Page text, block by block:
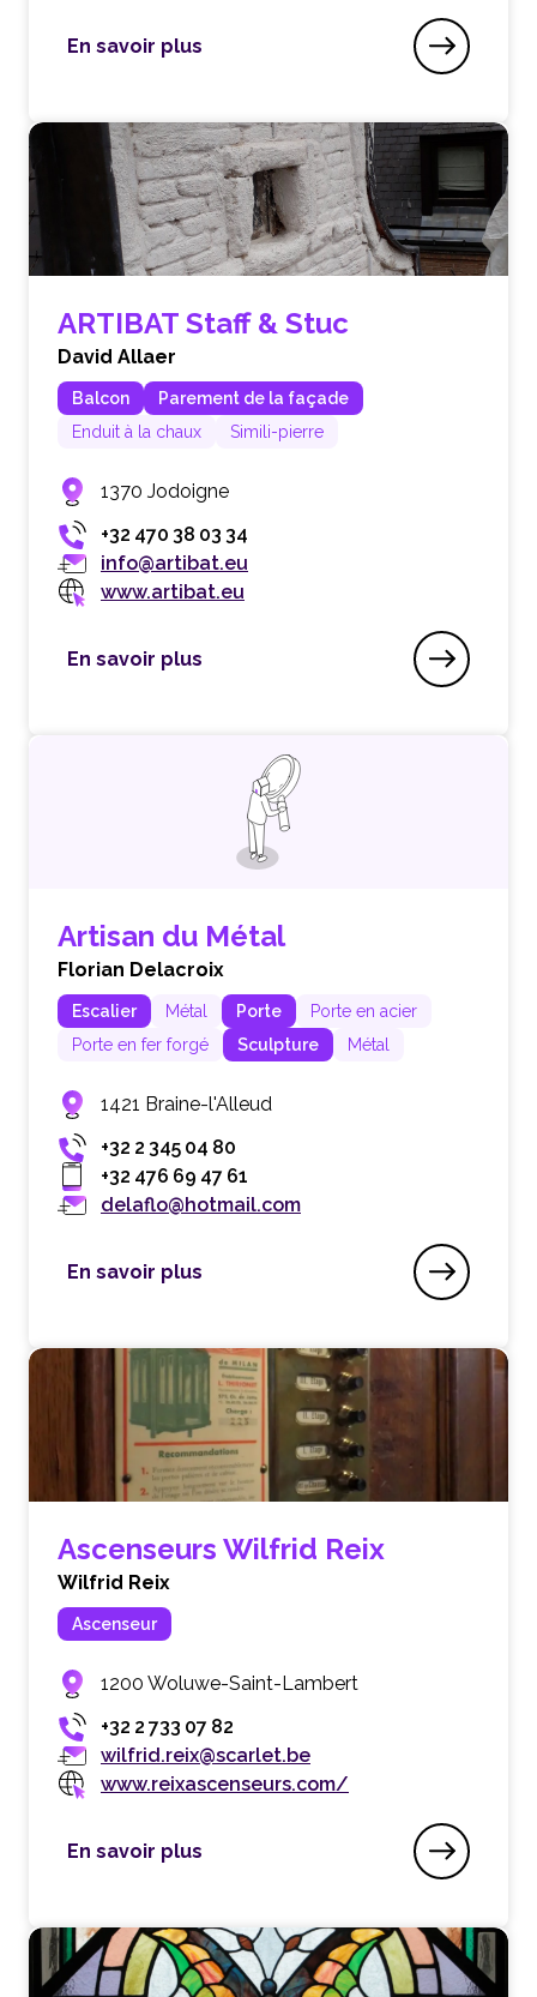
En savoir plus
Art-Restauration SRL
ARTIBAT Staff & Stuc
David Allaer
Balcon
Parement de la façade
Enduit à la chaux
Simili-pierre
1370 Jodoigne
+32 470 38 03 34
info@artibat.eu
www.artibat.eu
En savoir plus
ARTIBAT Staff & Stuc
Artisan du Métal
Florian Delacroix
Escalier Métal Porte
Porte en acier
Porte en fer forgé
Sculpture Métal
1421 Braine-l'Alleud
+32 2 345 04 80
+32 476 69 47 61
delaflo@hotmail.com
En savoir plus
Artisan du Métal
Ascenseurs Wilfrid Reix
Wilfrid Reix
Ascenseur
1200 Woluwe-Saint-Lambert
+32 2 733 07 82
wilfrid.reix@scarlet.be
www.reixascenseurs.com/
En savoir plus
Ascenseurs Wilfrid Reix